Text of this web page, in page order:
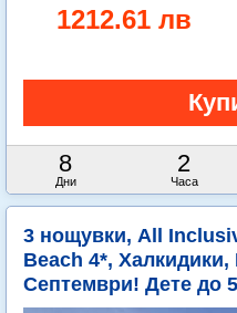
1212.61 лв
8
Дни
2
Часа
3 нощувки, All
Beach 4*,
Септември! Дете до